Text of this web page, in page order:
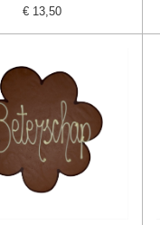
€ 13,50